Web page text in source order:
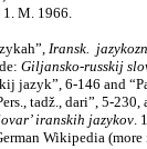
1. M. 1966.
Iransk.
Giljansko-russkij
jazyk”, 6-146 and
tadž., dari”, 5-
iranskih jazykov.
Wikipedia